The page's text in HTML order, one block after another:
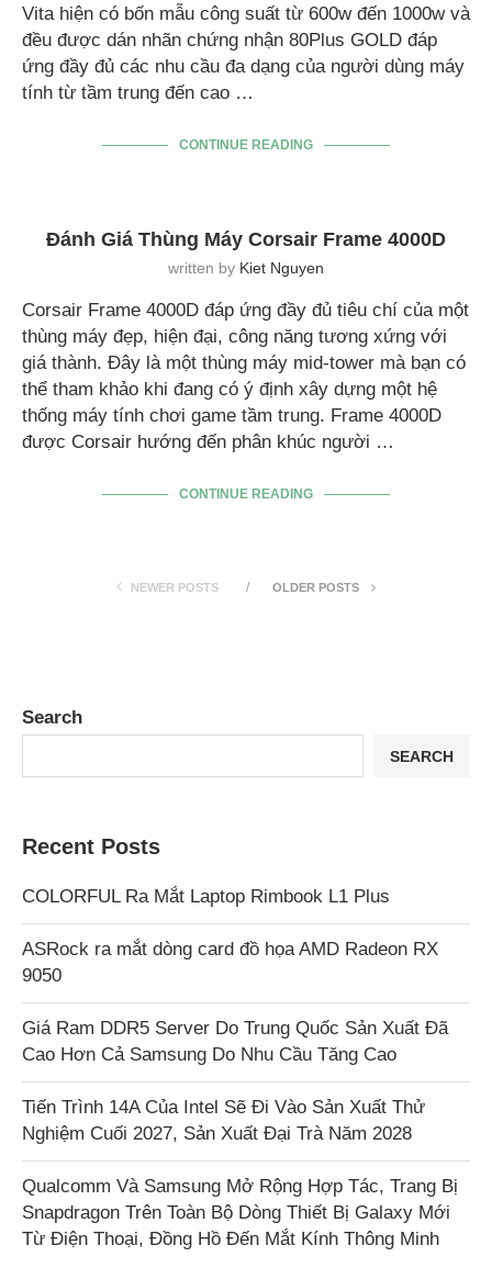
Vita hiện có bốn mẫu công suất từ 600w đến 1000w và
đều được dán nhãn chứng nhận 80Plus GOLD đáp
ứng đầy đủ các nhu cầu đa dạng của người dùng máy
tính từ tầm trung đến cao …
CONTINUE READING
Đánh Giá Thùng Máy Corsair Frame 4000D
written by Kiet Nguyen
Corsair Frame 4000D đáp ứng đầy đủ tiêu chí của một
thùng máy đẹp, hiện đại, công năng tương xứng với
giá thành. Đây là một thùng máy mid-tower mà bạn có
thể tham khảo khi đang có ý định xây dựng một hệ
thống máy tính chơi game tầm trung. Frame 4000D
được Corsair hướng đến phân khúc người …
CONTINUE READING
NEWER POSTS OLDER POSTS
Search
SEARCH
Recent Posts
COLORFUL Ra Mắt Laptop Rimbook L1 Plus
ASRock ra mắt dòng card đồ họa AMD Radeon RX
9050
Giá Ram DDR5 Server Do Trung Quốc Sản Xuất Đã
Cao Hơn Cả Samsung Do Nhu Cầu Tăng Cao
Tiến Trình 14A Của Intel Sẽ Đi Vào Sản Xuất Thử
Nghiệm Cuối 2027, Sản Xuất Đại Trà Năm 2028
Qualcomm Và Samsung Mở Rộng Hợp Tác, Trang Bị
Snapdragon Trên Toàn Bộ Dòng Thiết Bị Galaxy Mới
Từ Điện Thoại, Đồng Hồ Đến Mắt Kính Thông Minh